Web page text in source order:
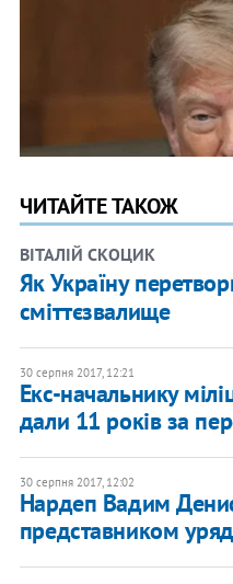
ЧИТАЙТЕ ТАКОЖ
ВІТАЛІЙ СКОЦИК
Як Україну
сміттєзвалище
30 серпня 2017, 12:21
Екс-начальнику
дали 11 років за
30 серпня 2017, 12:02
Нардеп Вадим
представником